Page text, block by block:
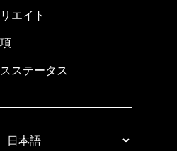
エイト
ステータス